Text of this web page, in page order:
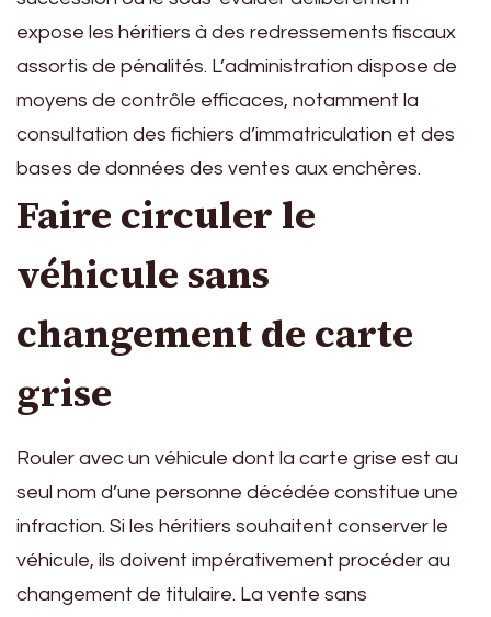
expose les héritiers à des redressements fiscaux
assortis de pénalités. L’administration dispose de
moyens de contrôle efficaces, notamment la
consultation des fichiers d’immatriculation et des
bases de données des ventes aux enchères.
Faire circuler le
véhicule sans
changement de carte
grise
Rouler avec un véhicule dont la carte grise est au
seul nom d’une personne décédée constitue une
infraction. Si les héritiers souhaitent conserver le
véhicule, ils doivent impérativement procéder au
changement de titulaire. La vente sans